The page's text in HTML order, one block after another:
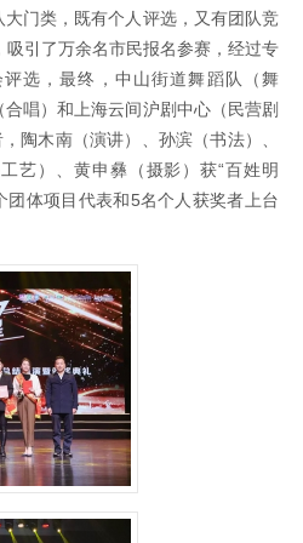
门类，既有个人评选，又有团队竞
引了万余名市民报名参赛，经过专
选，最终，中山街道舞蹈队（舞
唱）和上海云间沪剧中心（民营剧
陶木南（演讲）、孙滨（书法）、
艺）、黄申彝（摄影）获“百姓明
团体项目代表和5名个人获奖者上台